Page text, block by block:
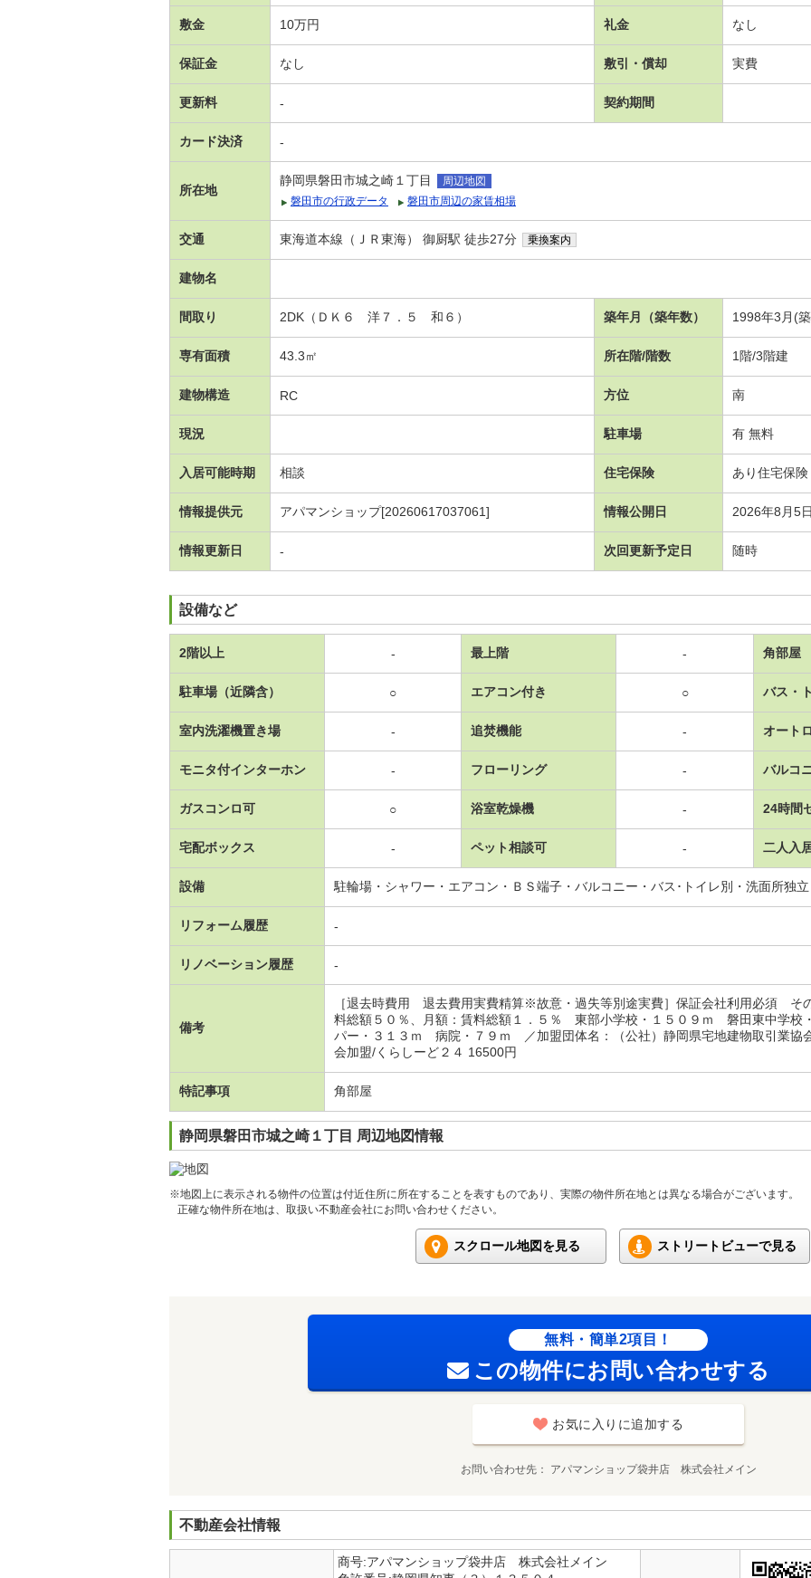
敷金 10万円 礼金 なし
保証金 なし 敷引・償却 実費
更新料 - 契約期間
カード決済 -
所在地
静岡県磐田市城之崎１丁目
周辺地図
磐田市の行政データ
磐田市周辺の家賃相場
交通 東海道本線（ＪＲ東海） 御厨駅 徒歩27分 乗換案内
建物名
間取り 2DK（ＤＫ６ 洋７．５ 和６） 築年月（築年数） 1998年3月(
専有面積 43.3㎡ 所在階/階数 1階/3階建
建物構造 RC 方位 南
現況 駐車場 有 無料
入居可能時期 相談 住宅保険 あり住宅保
情報提供元 アパマンショップ[20260617037061] 情報公開日 2026年8月5日
情報更新日 - 次回更新予定日 随時
設備など
2階以上 - 最上階 - 角部屋
駐車場（近隣含） ○ エアコン付き ○ バス・
室内洗濯機置き場 - 追焚機能 - オート
モニタ付インターホン - フローリング - バルコ
ガスコンロ可 ○ 浴室乾燥機 - 24時間
宅配ボックス - ペット相談可 - 二人入
設備 駐輪場・シャワー・エアコン・ＢＳ端子・バルコニー・バス･トイレ別・洗面所独
リフォーム履歴 -
リノベーション履歴 -
備考
［退去時費用 退去費用実費精算※故意・過失等別途実費］保証会社利用必須
料総額５０％、月額：賃料総額１．５％ 東部小学校・１５０９ｍ 磐田東中学
パー・３１３ｍ 病院・７９ｍ ／加盟団体名：（公社）静岡県宅地建物取引業協
会加盟/くらしーど２４ 16500円
特記事項 角部屋
静岡県磐田市城之崎１丁目 周辺地図情報
※地図上に表示される物件の位置は付近住所に所在することを表すものであり、実際の物件所在地とは異なる場合がございます。
正確な物件所在地は、取扱い不動産会社にお問い合わせください。
スクロール地図を見る ストリートビューで見る
無料・簡単2項目！
この物件にお問い合わせする
お気に入りに追加する
お問い合わせ先 アパマンショップ袋井店 株式会社メイン
不動産会社情報
商号:アパマンショップ袋井店 株式会社メイン